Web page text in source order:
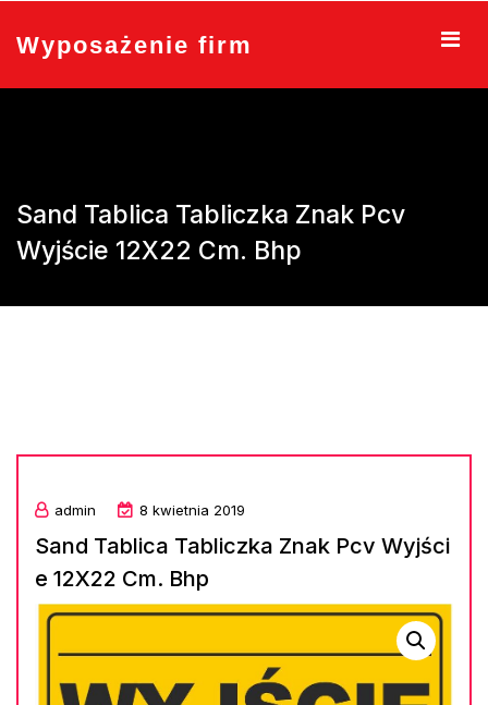
content
Wyposażenie firm
Sand Tablica Tabliczka Znak Pcv
Wyjście 12X22 Cm. Bhp
admin 8 kwietnia 2019
Sand Tablica Tabliczka Znak Pcv Wyjści
e 12X22 Cm. Bhp